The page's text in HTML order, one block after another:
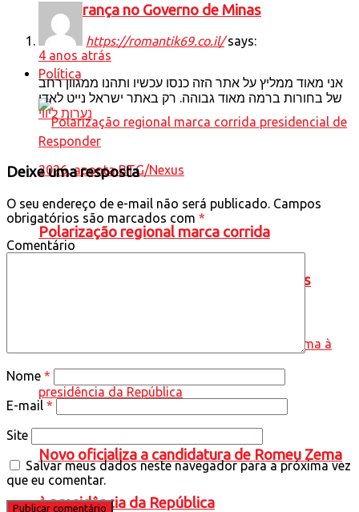
de liderança no Governo de Minas
Política
Polarização regional marca corrida
presidencial de 2026, aponta BTG/Nexus
Novo oficializa a candidatura de Romeu Zema
à presidência da República
https://romantik69.co.il/ says:
4 anos atrás
אני מאוד ממליץ על אתר הזה כנסו עכשיו ותהנו ממגוון רחב
של בחורות ברמה מאוד גבוהה. רק באתר ישראל נייט לאדי
נערות ליווי
Responder
Deixe uma resposta
O seu endereço de e-mail não será publicado. Campos
obrigatórios são marcados com *
Comentário
Nome *
E-mail *
Site
Salvar meus dados neste navegador para a próxima vez
que eu comentar.